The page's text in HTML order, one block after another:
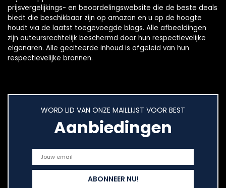
prijsvergelijkings- en beoordelingswebsite die de beste deals
biedt die beschikbaar zijn op amazon en u op de hoogte
houdt via de laatst toegevoegde blogs. Alle afbeeldingen
zijn auteursrechtelijk beschermd door hun respectievelijke
eigenaren. Alle geciteerde inhoud is afgeleid van hun
respectievelijke bronnen.
WORD LID VAN ONZE MAILLIJST VOOR BEST
Aanbiedingen